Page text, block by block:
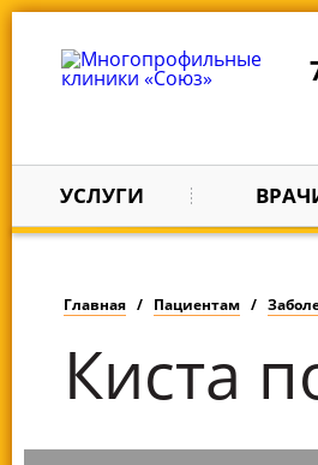
УСЛУГИ
Главная Пациентам
Киста